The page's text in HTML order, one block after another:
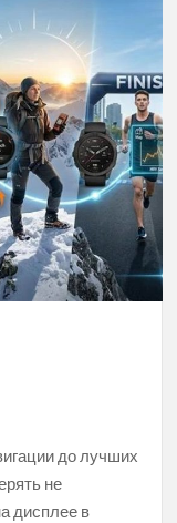
до лучших
не
дисплее в